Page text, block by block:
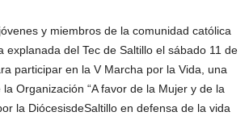
y miembros de la comunidad católica
explanada del Tec de Saltillo el sábado 11 de
participar en la V Marcha por la Vida, una
Organización “A favor de la Mujer y de la
la DiócesisdeSaltillo en defensa de la vida